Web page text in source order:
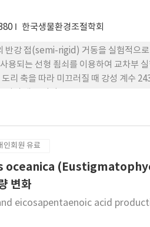
한국생물환경조절학회
반강 접(semi-rigid) 거동을 실험적으
용되는 선형 죔쇠를 이용하여 교차부
도리 축을 따라 미끄러질 때 강성 계수
실물 규모의 단동 온실을 대상으로 횡
. 본 연구 결과는 온실 구조물의 접합부
인회원 유료
oceanica
변화
eicosapentaenoic acid